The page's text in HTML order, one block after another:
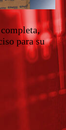
para su